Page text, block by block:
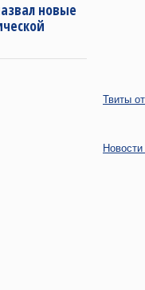
новые
Твиты